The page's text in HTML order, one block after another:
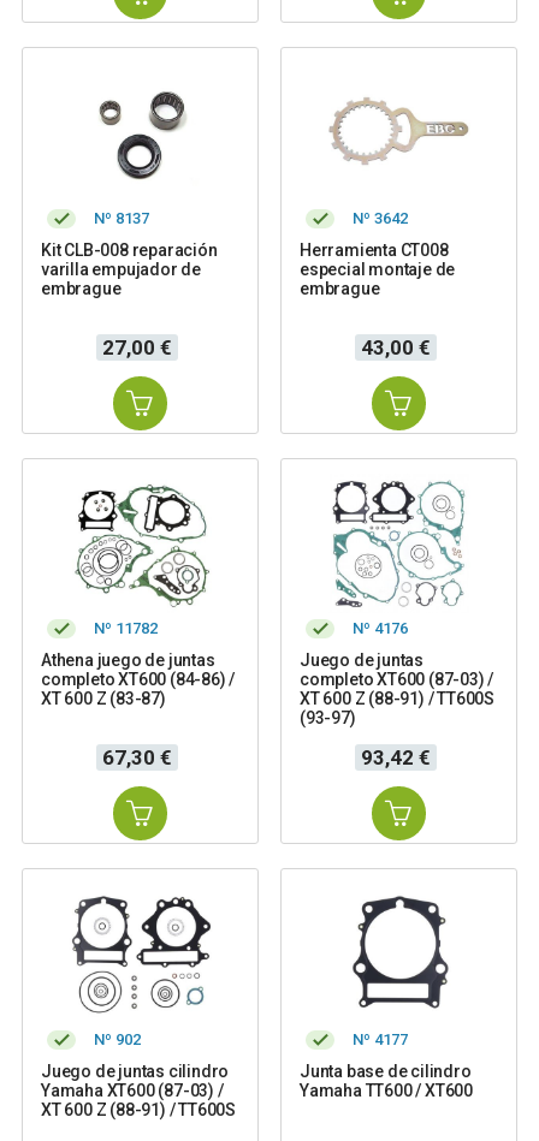
Nº 8137
Kit CLB-008 reparación
varilla empujador de
embrague
Precio
27,00 €
Nº 3642
Herramienta CT008
especial montaje de
embrague
Precio
43,00 €
Nº 11782
Athena juego de juntas
completo XT600 (84-86) /
XT 600 Z (83-87)
Precio
67,30 €
Nº 4176
Juego de juntas
completo XT600 (87-03) /
XT 600 Z (88-91) / TT600S
(93-97)
Precio
93,42 €
Nº 902
Juego de juntas cilindro
Yamaha XT600 (87-03) /
XT 600 Z (88-91) / TT600S
Nº 4177
Junta base de cilindro
Yamaha TT600 / XT600